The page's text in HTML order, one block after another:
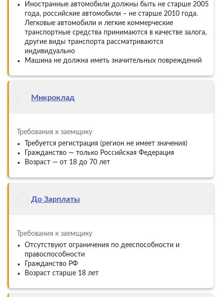
Иностранные автомобили должны быть не старше 2005
года, российские автомобили – не старше 2010 года.
Легковые автомобили и легкие коммерческие
транспортные средства принимаются в качестве залога,
другие виды транспорта рассматриваются
индивидуально
Машина не должна иметь значительных повреждений
Микроклад
Требования к заемщику
Требуется регистрация (регион не имеет значения)
Гражданство — только Российская Федерация
Возраст — от 18 до 70 лет
До Зарплаты
Требования к заемщику
Отсутствуют ограничения по дееспособности и
правоспособности
Гражданство РФ
Возраст старше 18 лет